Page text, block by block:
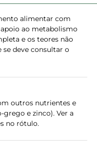
alimentar com
ao metabolismo
e os teores não
se deve consultar o
outros nutrientes e
e zinco). Ver a
no rótulo.